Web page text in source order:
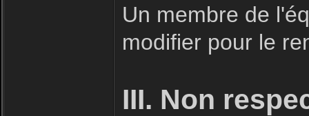
Un membre de
modifier pour le
III. Non